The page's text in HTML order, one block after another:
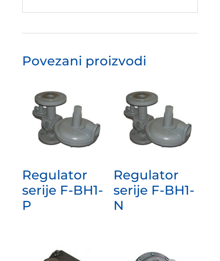
Povezani proizvodi
Regulator
serije F-BH1-
P
Regulator
serije F-BH1-
N